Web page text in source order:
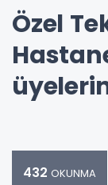
Özel
432 OKUNMA